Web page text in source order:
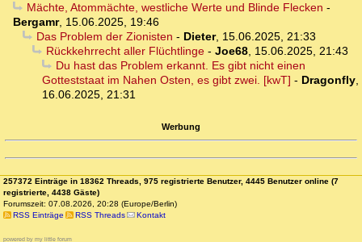
Mächte, Atommächte, westliche Werte und Blinde Flecken -
Bergamr, 15.06.2025, 19:46
Das Problem der Zionisten - Dieter, 15.06.2025, 21:33
Rückkehrrecht aller Flüchtlinge- Joe68, 15.06.2025, 21:43
Du hast das Problem erkannt. Es gibt nicht einen
Gotteststaat im Nahen Osten, es gibt zwei. [kwT] - Dragonfly,
16.06.2025, 21:31
Werbung
257372 Einträge in 18362 Threads, 975 registrierte Benutzer, 4445 Benutzer online (7
registrierte, 4438 Gäste)
Forumszeit: 07.08.2026, 20:28 (Europe/Berlin)
RSS Einträge
RSS Threads Kontakt
powered by my little forum